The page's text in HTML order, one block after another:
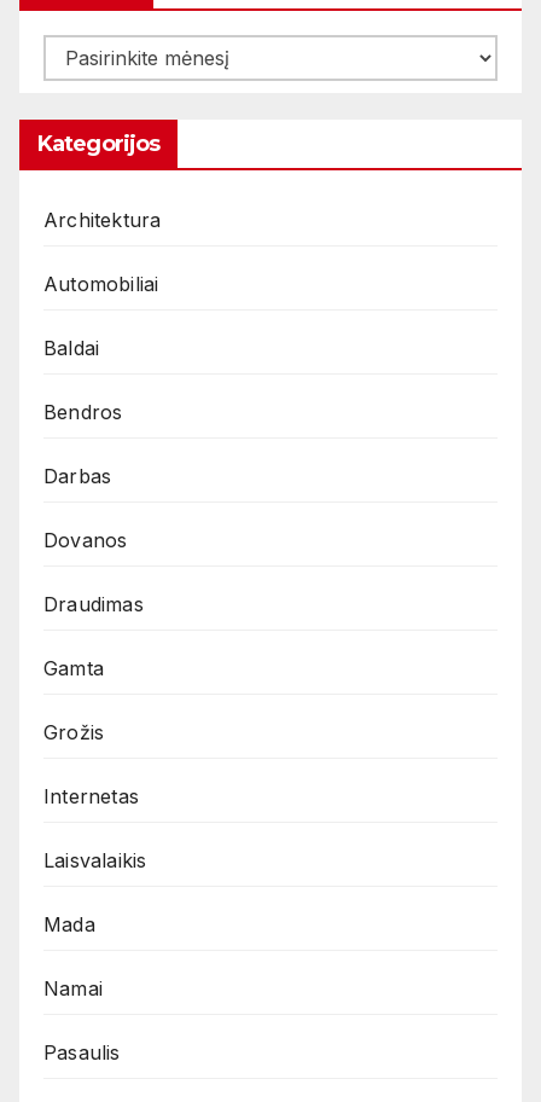
Archyvas
Kategorijos
Architektura
Automobiliai
Baldai
Bendros
Darbas
Dovanos
Draudimas
Gamta
Grožis
Internetas
Laisvalaikis
Mada
Namai
Pasaulis